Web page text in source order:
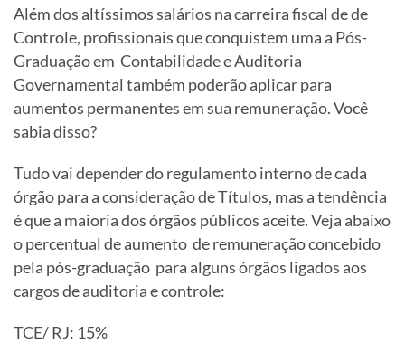
Além dos altíssimos salários na carreira fiscal de de
Controle, profissionais que conquistem uma a Pós-
Graduação em Contabilidade e Auditoria
Governamental também poderão aplicar para
aumentos permanentes em sua remuneração. Você
sabia disso?
Tudo vai depender do regulamento interno de cada
órgão para a consideração de Títulos, mas a tendência
é que a maioria dos órgãos públicos aceite. Veja abaixo
o percentual de aumento de remuneração concebido
pela pós-graduação para alguns órgãos ligados aos
cargos de auditoria e controle:
TCE/ RJ: 15%